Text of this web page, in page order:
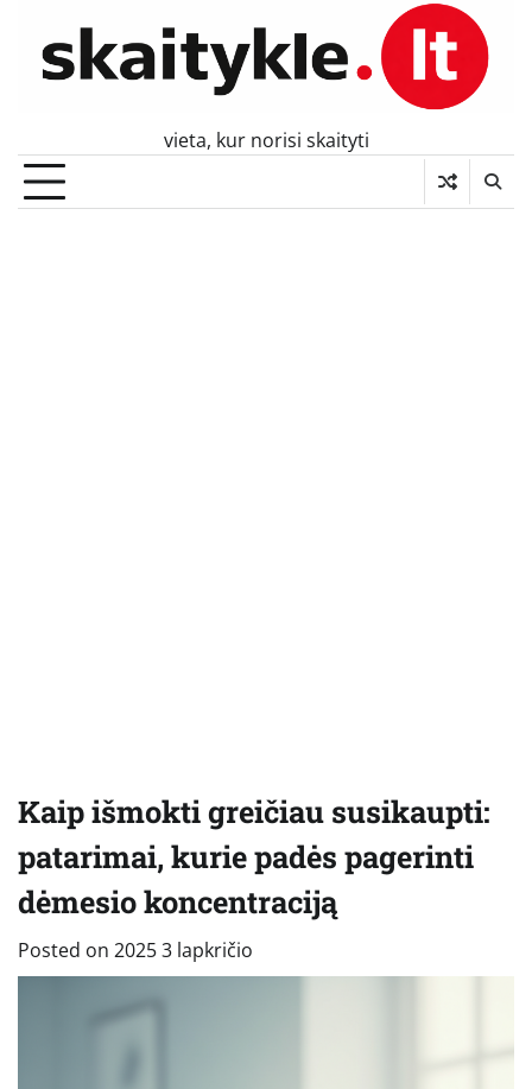
content
vieta, kur norisi skaityti
Kaip išmokti greičiau susikaupti:
patarimai, kurie padės pagerinti
dėmesio koncentraciją
Posted on 2025 3 lapkričio